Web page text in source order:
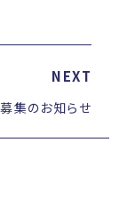
NEXT
集のお知らせ